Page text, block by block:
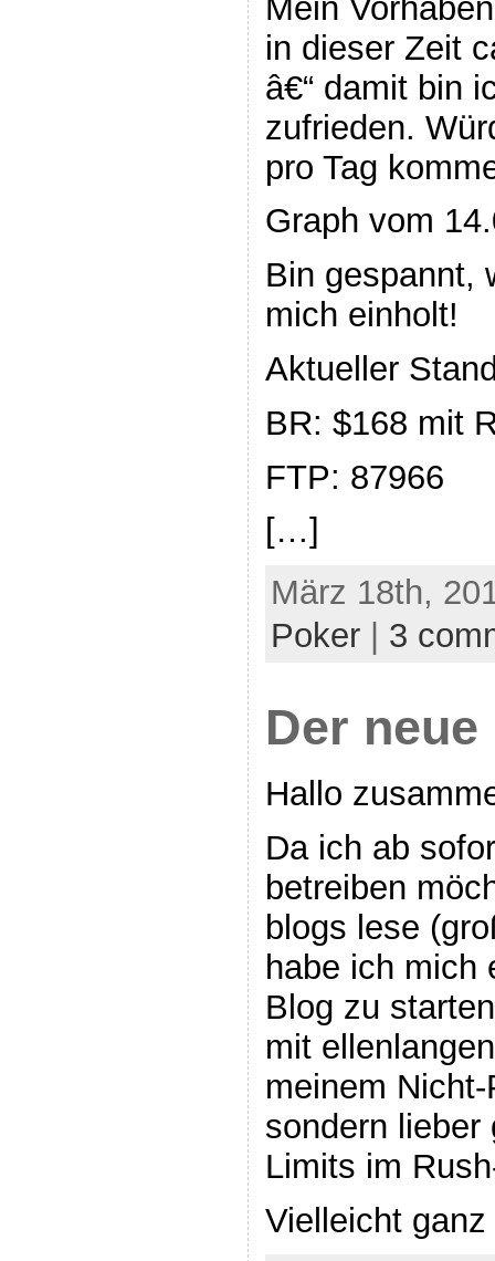
Mein
in dieser Zeit
â€“ damit bin
zufrieden.
pro Tag
Graph vom
Bin gespannt,
mich einholt!
Aktueller
BR: $168 mit
FTP: 87966
[…]
März 18th,
Poker| 3
Der
Hallo
Da ich ab
betreiben
blogs lese
habe ich mich
Blog zu
mit
meinem
sondern lieber
Limits im
Vielleicht